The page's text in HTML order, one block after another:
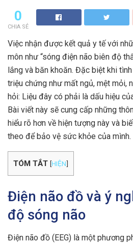
0
CHIA SẺ
Việc nhận được kết quả y tế với
môn như “sóng điện não biên độ
lắng và băn khoăn. Đặc biệt khi
triệu chứng như mất ngủ, mệt mỏi,
hỏi: Liệu đây có phải là dấu hiệu
Bài viết này sẽ cung cấp những
hiểu rõ hơn về hiện tượng này và
theo để bảo vệ sức khỏe của mình.
TÓM TẮT [HIỆN]
Điện não đồ và ý
độ sóng não
Điện não đồ (EEG) là một phương